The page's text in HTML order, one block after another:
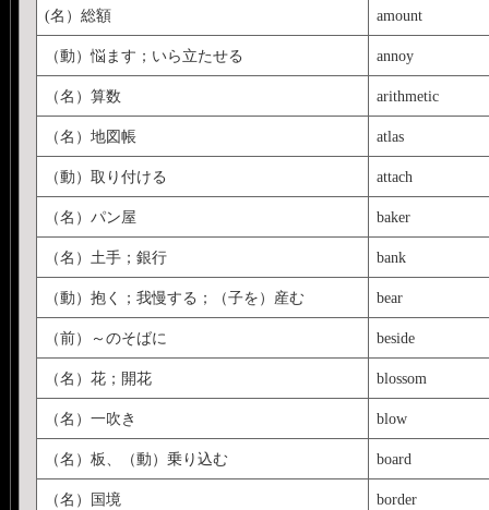
(名）総額 amount
（動）悩ます；いら立たせる annoy
（名）算数 arithmetic
（名）地図帳 atlas
（動）取り付ける attach
（名）パン屋 baker
（名）土手；銀行 bank
（動）抱く；我慢する；（子を）産む bear
（前）～のそばに beside
（名）花；開花 blossom
（名）一吹き blow
（名）板、（動）乗り込む board
（名）国境 border